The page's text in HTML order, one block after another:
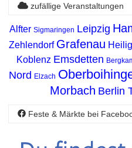
zufällige Veranstaltungen
Alfter Sigmaringen Leipzig
Zehlendorf Grafenau
Koblenz Emsdetten
Nord Elzach
Morbach Berlin
Feste & Märkte bei